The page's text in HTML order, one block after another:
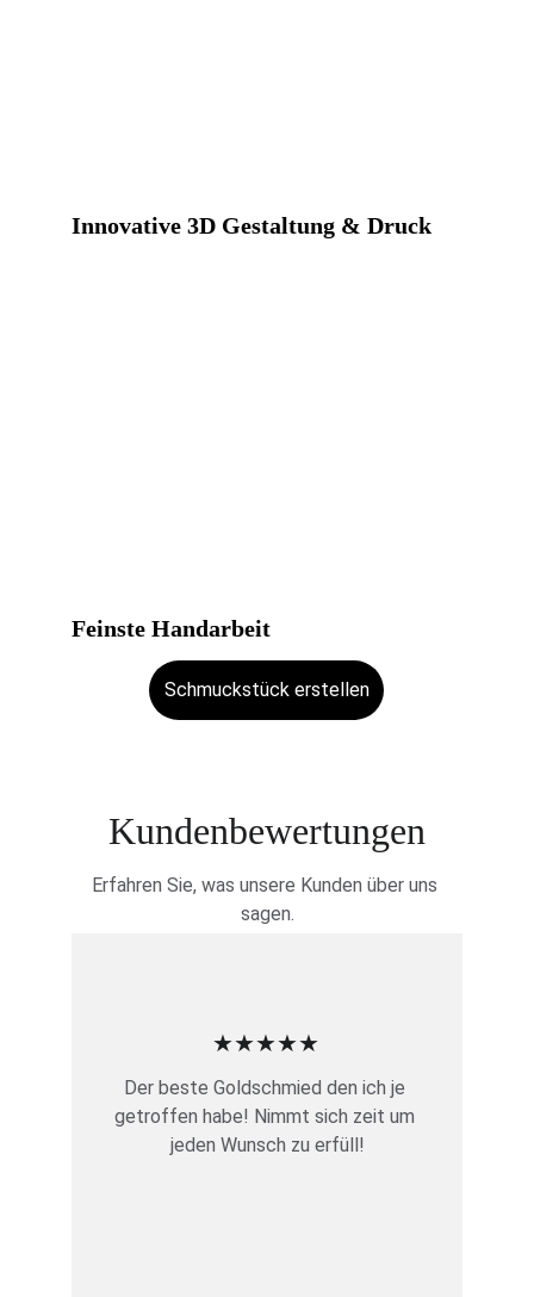
Innovative 3D Gestaltung & Druck
Feinste Handarbeit
Schmuckstück erstellen
Kundenbewertungen
Erfahren Sie, was unsere Kunden über uns
sagen.
Der beste Goldschmied den ich je
getroffen habe! Nimmt sich zeit um
jeden Wunsch zu erfüll!
★★★★★